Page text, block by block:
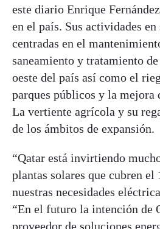
este diario Enrique
en el país. Sus actividades
centradas en el
saneamiento y tratamiento de
oeste del país así como el
parques públicos y la mejora
La vertiente agrícola y su
de los ámbitos de expansión.
“Qatar está invirtiendo
plantas solares que cubren el
nuestras necesidades
“En el futuro la intención de
proveedor de soluciones